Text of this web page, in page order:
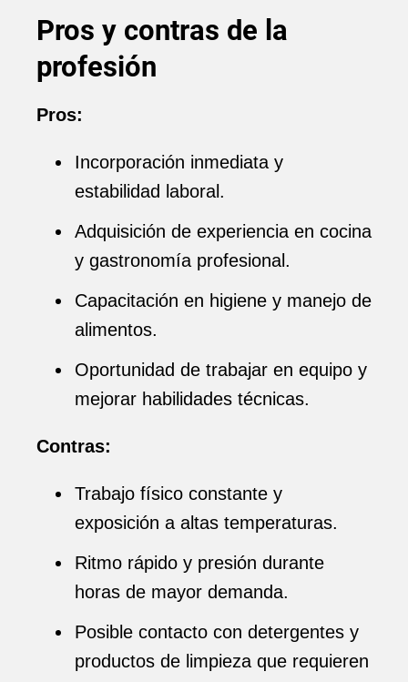
Pros y contras de la
profesión
Pros:
Incorporación inmediata y
estabilidad laboral.
Adquisición de experiencia en cocina
y gastronomía profesional.
Capacitación en higiene y manejo de
alimentos.
Oportunidad de trabajar en equipo y
mejorar habilidades técnicas.
Contras:
Trabajo físico constante y
exposición a altas temperaturas.
Ritmo rápido y presión durante
horas de mayor demanda.
Posible contacto con detergentes y
productos de limpieza que requieren